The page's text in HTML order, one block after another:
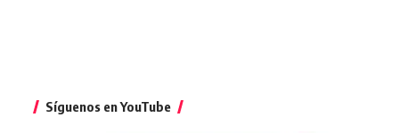
Síguenos en YouTube